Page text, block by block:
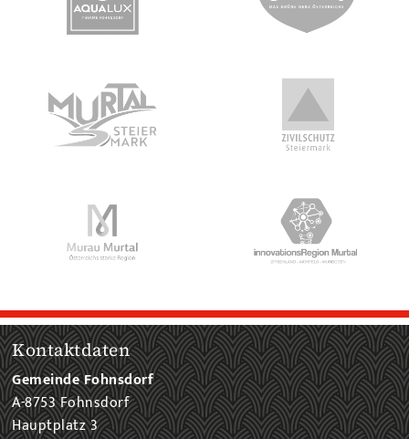
Kontaktdaten
Gemeinde Fohnsdorf
A-8753 Fohnsdorf
Hauptplatz 3